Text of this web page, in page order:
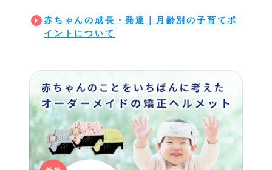
赤ちゃんの成長・発達｜月齢別の子育てポ
イントについて